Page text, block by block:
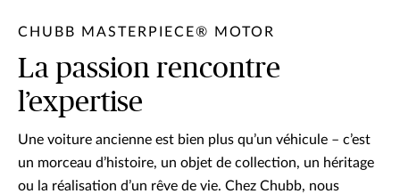
CHUBB MASTERPIECE® MOTOR
La passion rencontre
l’expertise
Une voiture ancienne est bien plus qu’un véhicule – c’est
un morceau d’histoire, un objet de collection, un héritage
ou la réalisation d’un rêve de vie. Chez Chubb, nous